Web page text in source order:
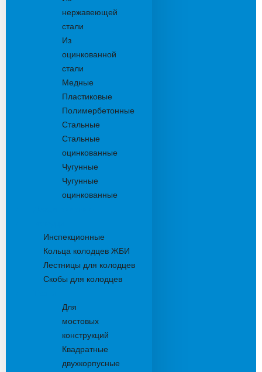
нержавеющей
стали
Из
оцинкованной
стали
Медные
Пластиковые
Полимербетонные
Стальные
Стальные
оцинкованные
Чугунные
Чугунные
оцинкованные
Инспекционные
Кольца колодцев ЖБИ
Лестницы для колодцев
Скобы для колодцев
Для
мостовых
конструкций
Квадратные
двухкорпусные